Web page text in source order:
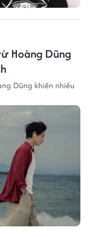
Hoàng Dũng
Dũng khiến nhiều